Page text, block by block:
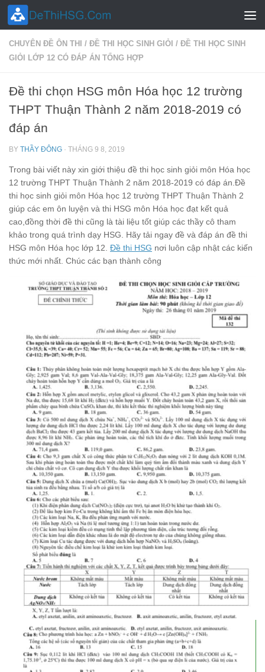
Skip to content
CHUYÊN ĐỀ ÔN THI / ĐỀ THI HỌC SINH GIỎI / ĐỀ THI HỌC SINH
GIỎI LỚP 12 CÓ ĐÁP ÁN TỔNG HỢP
Đề thi chọn HSG môn Hóa học 12 trường
THPT Thuận Thành 2 năm 2018-2019 có
đáp án
BY THẦY ĐÔNG · THÁNG 9 8, 2019
Trong bài viết này xin giới thiệu đề thi học sinh giỏi môn Hóa học
12 trường THPT Thuận Thành 2 năm 2018-2019 có đáp án.Đề
thi học sinh giỏi môn Hóa học 12 trường THPT Thuận Thành 2
giúp các em ôn luyện và thi HSG môn Hóa học đạt kết quả
cao,đồng thời đề thi cũng là tài liệu tốt giúp các thầy cô tham
khảo trong quá trình dạy HSG. Hãy tải ngay đề và đáp án đề thi
HSG môn Hóa học lớp 12. Đề thi HSG nơi luôn cập nhật các kiến
thức mới nhất. Chúc các bạn thành công